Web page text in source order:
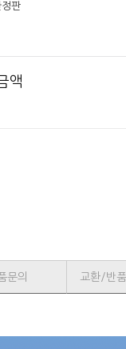
판
액
문의 교환/반